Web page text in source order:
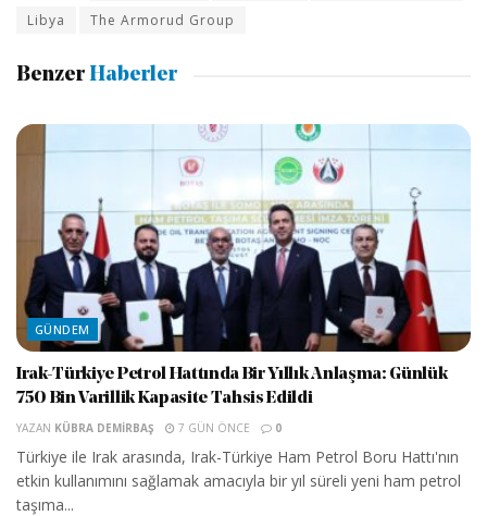
Libya
The Armorud Group
Benzer Haberler
GÜNDEM
Irak-Türkiye Petrol Hattında Bir Yıllık Anlaşma: Günlük
750 Bin Varillik Kapasite Tahsis Edildi
YAZAN KÜBRA DEMIRBAŞ 7 GÜN ÖNCE 0
Türkiye ile Irak arasında, Irak-Türkiye Ham Petrol Boru Hattı'nın
etkin kullanımını sağlamak amacıyla bir yıl süreli yeni ham petrol
taşıma...